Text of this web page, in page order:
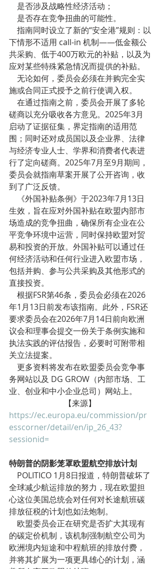
是否涉及战略性经济活动；
是否存在竞争扭曲的可能性。
指南同时设立了新的“安全港”规则：以
下情形不适用 call-in 机制——低金额公
共采购、低于400万欧元的补贴，以及为
应对某些特殊紧急情况而提供的补贴。
无论如何，委员会必须在并购完全实
施或合同正式授予之前行使调入权。
在通过指南之前，委员会开展了多轮
磋商以充分吸收各方意见。2025年3月
启动了证据征集，界定指南的适用范
围；同时还对成员国以及企业界、法律
与经济专业人士、学界和消费者代表进
行了定向磋商。2025年7月至9月期间，
委员会就指南草案开展了公开咨询，收
到了广泛反馈。
《外国补贴条例》于2023年7月13日
生效，旨在应对外国补贴在欧盟内部市
场造成的竞争扭曲，确保所有企业在公
平竞争环境中运营，同时保持欧盟对贸
易和投资的开放。外国补贴可以通过任
何经济活动和任何行业进入欧盟市场，
包括并购、参与公共采购及其他形式的
直接投资。
根据FSR第46条，委员会必须在2026
年1月13日前发布该指南。此外，FSR还
要求委员会在2026年7月14日前向欧洲
议会和理事会提交一份关于条例实施和
执法实践的评估报告，必要时可附带相
关立法提案。
更多资料将发布在欧盟委员会竞争事
务网站以及 DG GROW（内部市场、工
业、创业和中小企业总司）网站上。
【来源】
https://ec.europa.eu/commission/pr
esscorner/detail/en/ip_26_43?
sessionid=
特朗普的阴影笼罩欧盟航空排放计划
POLITICO 1月8日报道，特朗普破坏了
全球减少航运排放的努力，现在欧盟担
心这位美国总统会对任何对长途航班碳
排放征税的计划也如法炮制。
欧盟委员会正在研究是否扩大其现有
的碳定价机制，该机制强制航空公司为
欧洲境内短途和中程航班的排放付费，
并将其扩展为一项更具雄心的计划，涵